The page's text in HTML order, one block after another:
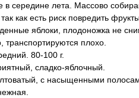
середине лета. Массово
как есть риск повредить
яблоки, плодоножка не
транспортируются плохо.
80-100 г.
сладко-яблочный.
с насыщенными